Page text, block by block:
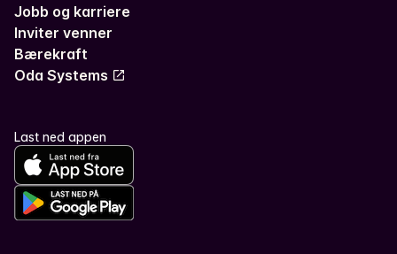
Jobb og karriere
Inviter venner
Bærekraft
Oda Systems
Last ned appen